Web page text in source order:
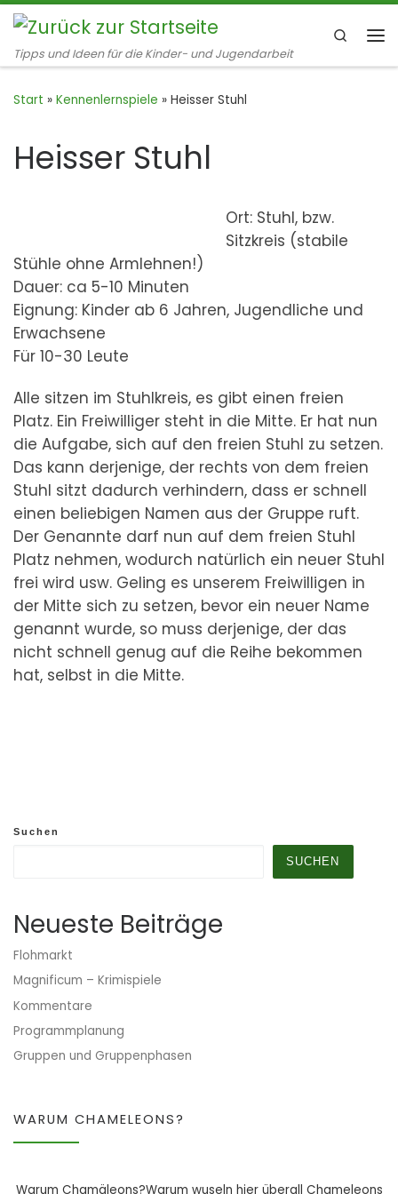
Zum Inhalt springen
Tipps und Ideen für die Kinder- und Jugendarbeit
Search
Start » Kennenlernspiele » Heisser Stuhl
Heisser Stuhl
Ort: Stuhl, bzw.
Sitzkreis (stabile
Stühle ohne Armlehnen!)
Dauer: ca 5-10 Minuten
Eignung: Kinder ab 6 Jahren, Jugendliche und
Erwachsene
Für 10-30 Leute
Alle sitzen im Stuhlkreis, es gibt einen freien
Platz. Ein Freiwilliger steht in die Mitte. Er hat nun
die Aufgabe, sich auf den freien Stuhl zu setzen.
Das kann derjenige, der rechts von dem freien
Stuhl sitzt dadurch verhindern, dass er schnell
einen beliebigen Namen aus der Gruppe ruft.
Der Genannte darf nun auf dem freien Stuhl
Platz nehmen, wodurch natürlich ein neuer Stuhl
frei wird usw. Geling es unserem Freiwilligen in
der Mitte sich zu setzen, bevor ein neuer Name
genannt wurde, so muss derjenige, der das
nicht schnell genug auf die Reihe bekommen
hat, selbst in die Mitte.
Suchen
SUCHEN
Neueste Beiträge
Flohmarkt
Magnificum – Krimispiele
Kommentare
Programmplanung
Gruppen und Gruppenphasen
WARUM CHAMELEONS?
Warum Chamäleons?Warum wuseln hier überall Chameleons